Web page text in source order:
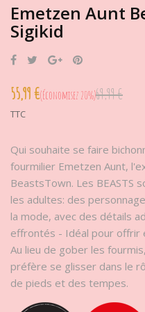
Emetzen Aunt
Sigikid
PartagerTweet Google+
55,99 € Économisez 20%69,99 €
TTC
Qui souhaite se faire
fourmilier Emetzen Aunt,
BeastsTown. Les BEASTS
les adultes: des
la mode, avec des détails
effrontés - Idéal pour offrir
Au lieu de gober les
préfère se glisser dans le
de pieds et des tempes.